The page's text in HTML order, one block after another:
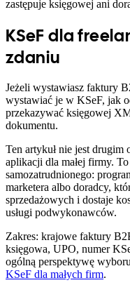
zastępuje księgowej ani
KSeF dla
zdaniu
Jeżeli wystawiasz faktury
wystawiać je w KSeF, jak
przekazywać księgowej
dokumentu.
Ten artykuł nie jest
aplikacji dla małej firmy.
samozatrudnionego:
marketera albo doradcy,
sprzedażowych i dostaje
usługi podwykonawców.
Zakres: krajowe faktury
księgowa, UPO, numer
ogólną perspektywę
KSeF dla małych firm.